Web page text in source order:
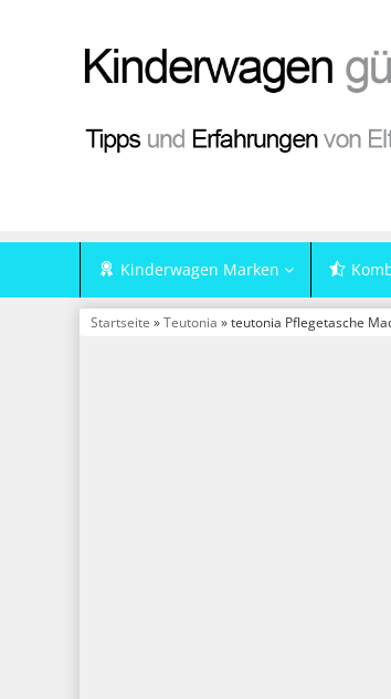
Kinderwagen Marken
Startseite »Teutonia » teutonia Pflegetasche